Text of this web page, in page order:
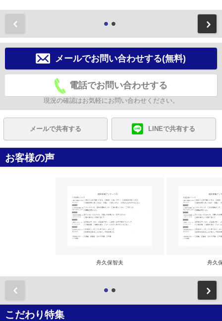
メールでお問い合わせする(無料)
電話でお問い合わせする
現況の確認はお気軽にお問い合わせください。
メールで共有する LINEで共有する
お客様の声
舟久保智夫 舟久
こだわり特集